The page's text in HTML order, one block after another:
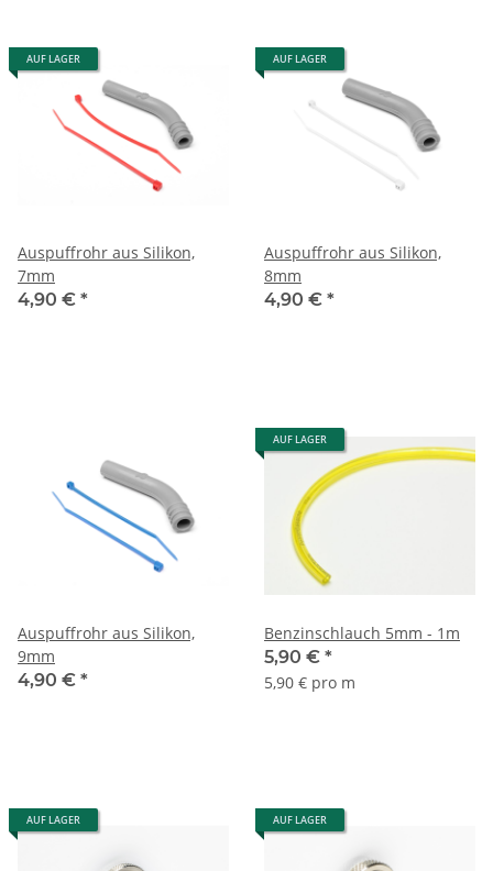
AUF LAGER
Auspuffrohr aus Silikon,
7mm
4,90 € *
AUF LAGER
Auspuffrohr aus Silikon,
8mm
4,90 € *
Auspuffrohr aus Silikon,
9mm
4,90 € *
AUF LAGER
Benzinschlauch 5mm - 1m
5,90 € *
5,90 € pro m
AUF LAGER AUF LAGER